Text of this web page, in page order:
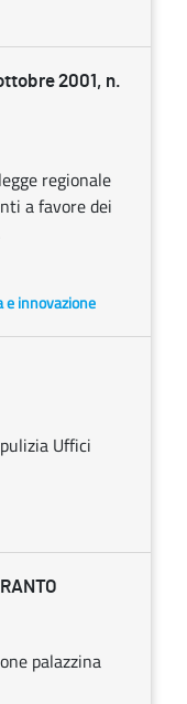
2001, n.
regionale
a favore dei
e innovazione
Uffici
palazzina